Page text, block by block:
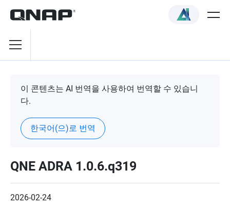
이 콘텐츠는 AI 번역을 사용하여 번역할 수 있습니
다.
한국어(으)로 번역
QNE ADRA 1.0.6.q319
2026-02-24